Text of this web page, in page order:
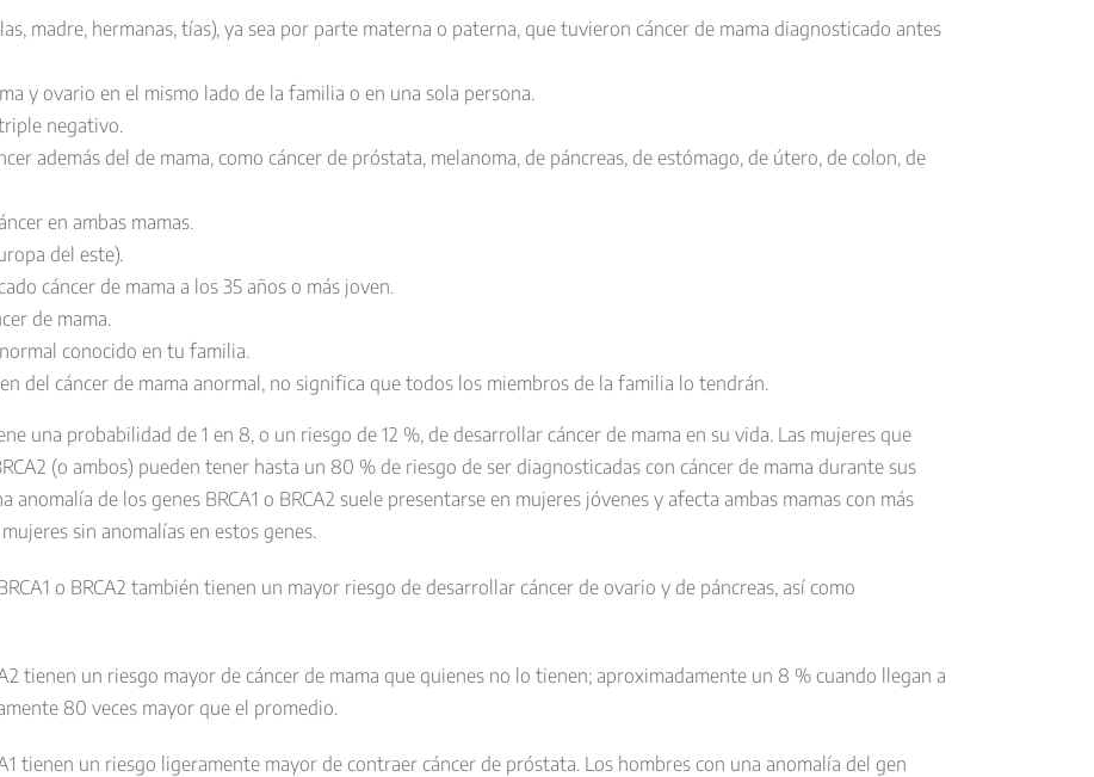
madre, hermanas, tías), ya sea por parte materna o paterna, que tuvieron cáncer de mama diagnosticado antes
y ovario en el mismo lado de la familia o en una sola persona.
negativo.
además del de mama, como cáncer de próstata, melanoma, de páncreas, de estómago, de útero, de colon, de
en ambas mamas.
del este).
cáncer de mama a los 35 años o más joven.
de mama.
conocido en tu familia.
del cáncer de mama anormal, no significa que todos los miembros de la familia lo tendrán.
una probabilidad de 1 en 8, o un riesgo de 12 %, de desarrollar cáncer de mama en su vida. Las mujeres que
(o ambos) pueden tener hasta un 80 % de riesgo de ser diagnosticadas con cáncer de mama durante sus
anomalía de los genes BRCA1 o BRCA2 suele presentarse en mujeres jóvenes y afecta ambas mamas con más
sin anomalías en estos genes.
o BRCA2 también tienen un mayor riesgo de desarrollar cáncer de ovario y de páncreas, así como
tienen un riesgo mayor de cáncer de mama que quienes no lo tienen; aproximadamente un 8 % cuando llegan a
80 veces mayor que el promedio.
tienen un riesgo ligeramente mayor de contraer cáncer de próstata. Los hombres con una anomalía del gen